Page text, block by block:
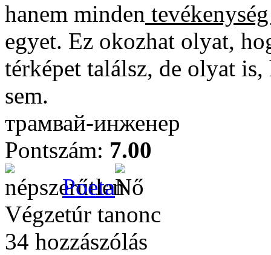
hanem minden
egyet. Ez okozhat olyat,
térképet találsz, de olyat
sem.
трамвай-инженер
Pontszám: 7.00
Poeta
Végzetúr tanonc
34 hozzászólás